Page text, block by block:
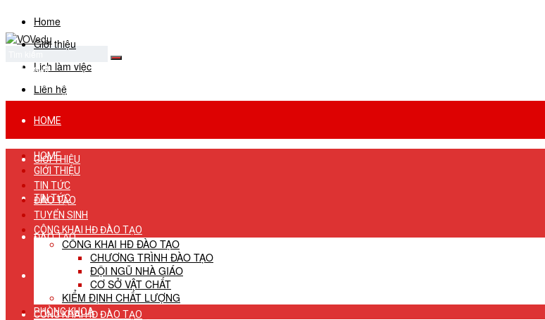
Home
Giới thiệu
Lịch làm việc
Liên hệ
No Result
View All Result
HOME
GIỚI THIỆU
TIN TỨC
ĐÀO TẠO
TUYỂN SINH
CÔNG KHAI HĐ ĐÀO TẠO
HOME
GIỚI THIỆU
TIN TỨC
ĐÀO TẠO
TUYỂN SINH
CÔNG KHAI HĐ ĐÀO TẠO
CÔNG KHAI HĐ ĐÀO TẠO
CHƯƠNG TRÌNH ĐÀO TẠO
ĐỘI NGŨ NHÀ GIÁO
CƠ SỞ VẬT CHẤT
KIỂM ĐỊNH CHẤT LƯỢNG
PHÒNG KHOA